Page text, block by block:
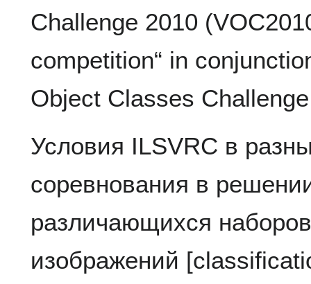
Challenge 2010
competition“ in
Object Classes
Условия ILSVRC в
соревнования в
различающихся
изображений